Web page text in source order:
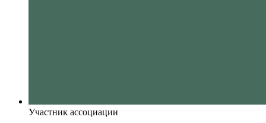
Участник ассоциации